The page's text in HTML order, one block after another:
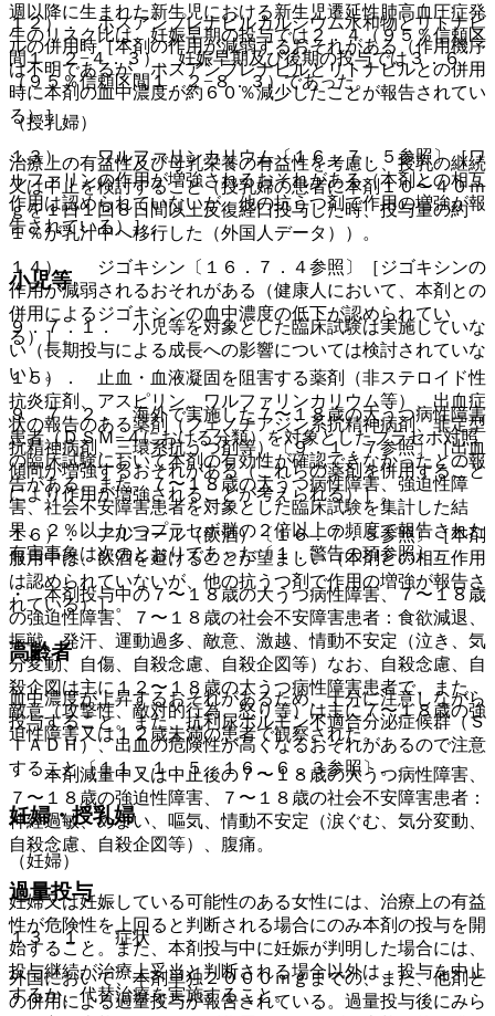
週以降に生まれた新生児における新生児遷延性肺高血圧症発
生のリスク比は、妊娠早期の投与では２．４（９５％信頼区
間１．２−４．３）、妊娠早期及び後期の投与では３．６
（９５％信頼区間１．２−８．３）であった。
（授乳婦）
治療上の有益性及び母乳栄養の有益性を考慮し、授乳の継続
又は中止を検討すること（授乳婦の患者に本剤１０〜４０ｍ
ｇを１日１回８日間以上反復経口投与した時、投与量の約
１％が乳汁中へ移行した（外国人データ））。
小児等
９．７．１． 小児等を対象とした臨床試験は実施していな
い（長期投与による成長への影響については検討されていな
い）。
９．７．２． 海外で実施した７〜１８歳の大うつ病性障害
患者（ＤＳＭ−４における分類）を対象としたプラセボ対照
の臨床試験において本剤の有効性が確認できなかったとの報
告がある。また、７〜１８歳の大うつ病性障害、強迫性障
害、社会不安障害患者を対象とした臨床試験を集計した結
果、２％以上かつプラセボ群の２倍以上の頻度で報告された
有害事象は次のとおりであった〔１．警告の項参照〕。
・ 本剤投与中の７〜１８歳の大うつ病性障害、７〜１８歳
の強迫性障害、７〜１８歳の社会不安障害患者：食欲減退、
振戦、発汗、運動過多、敵意、激越、情動不安定（泣き、気
分変動、自傷、自殺念慮、自殺企図等）なお、自殺念慮、自
殺企図は主に１２〜１８歳の大うつ病性障害患者で、また、
敵意（攻撃性、敵対的行為、怒り等）は主に７〜１８歳の強
迫性障害又は１２歳未満の患者で観察された。
・ 本剤減量中又は中止後の７〜１８歳の大うつ病性障害、
７〜１８歳の強迫性障害、７〜１８歳の社会不安障害患者：
神経過敏、めまい、嘔気、情動不安定（涙ぐむ、気分変動、
自殺念慮、自殺企図等）、腹痛。
過量投与
１３．１． 症状
外国において、本剤単独２０００ｍｇまでの、また、他剤と
の併用による過量投与が報告されている。過量投与後にみら
１２）． ホスアンプレナビルカルシウム水和物とリトナビ
ルの併用時［本剤の作用が減弱するおそれがある（作用機序
は不明であるが、ホスアンプレナビルとリトナビルとの併用
時に本剤の血中濃度が約６０％減少したことが報告されてい
る）］。
１３）． ワルファリンカリウム〔１６．７．５参照〕［ワ
ルファリンの作用が増強されるおそれがある（本剤との相互
作用は認められていないが、他の抗うつ剤で作用の増強が報
告されている）］。
１４）． ジゴキシン〔１６．７．４参照〕［ジゴキシンの
作用が減弱されるおそれがある（健康人において、本剤との
併用によるジゴキシンの血中濃度の低下が認められてい
る）］。
１５）． 止血・血液凝固を阻害する薬剤（非ステロイド性
抗炎症剤、アスピリン、ワルファリンカリウム等）、出血症
状の報告のある薬剤（フェノチアジン系抗精神病剤、非定型
抗精神病剤、三環系抗うつ剤等）〔９．１．７参照〕［出血
傾向が増強するおそれがある（これらの薬剤を併用すること
により作用が増強されることが考えられる）］。
１６）． アルコール（飲酒）〔１６．７．５参照〕［本剤
服用中は、飲酒を避けることが望ましい（本剤との相互作用
は認められていないが、他の抗うつ剤で作用の増強が報告さ
れている）］。
高齢者
血中濃度が上昇するおそれがあるため、十分に注意しながら
投与すること。また、抗利尿ホルモン不適合分泌症候群（Ｓ
ＩＡＤＨ）、出血の危険性が高くなるおそれがあるので注意
すること〔１１．１．５、１６．６．３参照〕。
妊婦・授乳婦
（妊婦）
妊婦又は妊娠している可能性のある女性には、治療上の有益
性が危険性を上回ると判断される場合にのみ本剤の投与を開
始すること。また、本剤投与中に妊娠が判明した場合には、
投与継続が治療上妥当と判断される場合以外は、投与を中止
するか、代替治療を実施すること。